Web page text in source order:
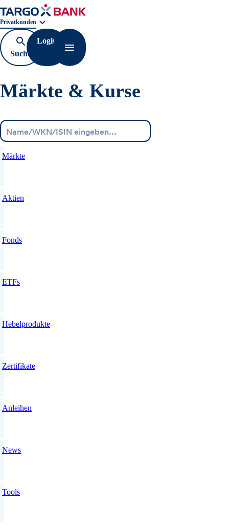
Geschäftsbereichnavigation. Aktuelle Auswahl:
Privatkunden
Suche
öffnen
Login
Navigation öffnen
Märkte & Kurse
Märkte
Aktien
Fonds
ETFs
Hebelprodukte
Zertifikate
Anleihen
News
Tools